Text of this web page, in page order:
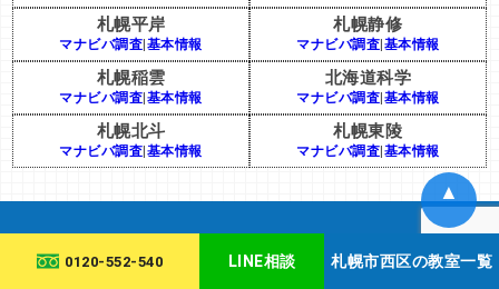
0120-552-540 LINE相談 札幌市西区の教室一覧
札幌平岸
マナビバ調査|基本情報
札幌静修
マナビバ調査|基本情報
札幌稲雲
マナビバ調査|基本情報
北海道科学
マナビバ調査|基本情報
札幌北斗
マナビバ調査|基本情報
札幌東陵
マナビバ調査|基本情報
▲